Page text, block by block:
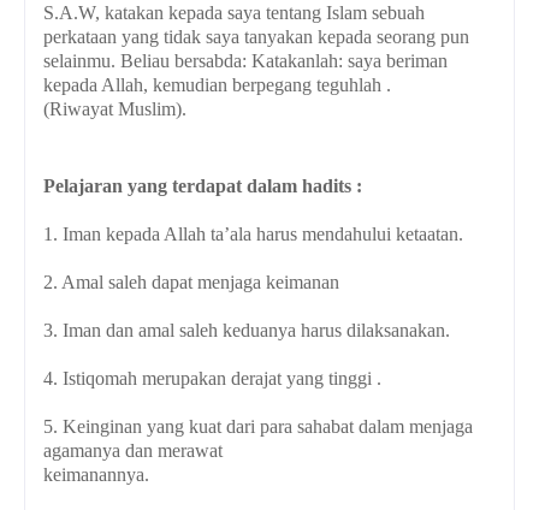
S.A.W, katakan kepada saya tentang Islam sebuah
perkataan yang tidak saya tanyakan kepada seorang pun
selainmu. Beliau bersabda: Katakanlah: saya beriman
kepada Allah, kemudian berpegang teguhlah .
(Riwayat Muslim).
Pelajaran yang terdapat dalam hadits :
1. Iman kepada Allah ta’ala harus mendahului ketaatan.
2. Amal saleh dapat menjaga keimanan
3. Iman dan amal saleh keduanya harus dilaksanakan.
4. Istiqomah merupakan derajat yang tinggi .
5. Keinginan yang kuat dari para sahabat dalam menjaga
agamanya dan merawat
keimanannya.